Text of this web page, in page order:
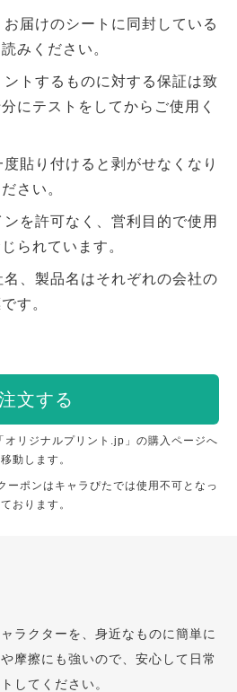
届けのシートに同封している
みください。
トするものに対する保証は致
にテストをしてからご使用く
貼り付けると剥がせなくなり
さい。
を許可なく、営利目的で使用
られています。
、製品名はそれぞれの会社の
す。
文する
リジナルプリント.jp」の購入ページへ
移動します。
ーポンはキャラぴたでは使用不可となっ
ております。
ラクターを、身近なものに簡単に
摩擦にも強いので、安心して日常
してください。